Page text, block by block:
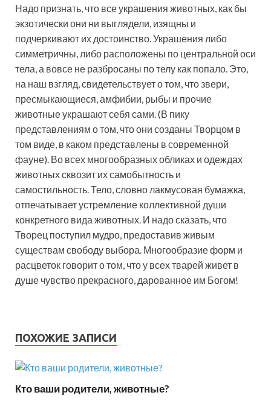
Надо признать, что все украшения животных, как бы
экзотически они ни выглядели, изящны и
подчеркивают их достоинство. Украшения либо
симметричны, либо расположены по центральной оси
тела, а вовсе не разбросаны по телу как попало. Это,
на наш взгляд, свидетельствует о том, что звери,
пресмыкающиеся, амфибии, рыбы и прочие
животные украшают себя сами. (В пику
представлениям о том, что они созданы Творцом в
том виде, в каком представлены в современной
фауне). Во всех многообразных обликах и одеждах
животных сквозит их самобытность и
самостильность. Тело, словно лакмусовая бумажка,
отпечатывает устремление коллективной души
конкретного вида животных. И надо сказать, что
Творец поступил мудро, предоставив живым
существам свободу выбора. Многообразие форм и
расцветок говорит о том, что у всех тварей живет в
душе чувство прекрасного, дарованное им Богом!
ПОХОЖИЕ ЗАПИСИ
Кто ваши родители, животные?